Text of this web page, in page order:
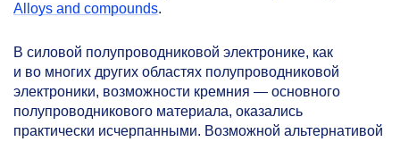
Alloys and compounds.
В силовой полупроводниковой электронике, как
и во многих других областях полупроводниковой
электроники, возможности кремния — основного
полупроводникового материала, оказались
практически исчерпанными. Возможной альтернативой